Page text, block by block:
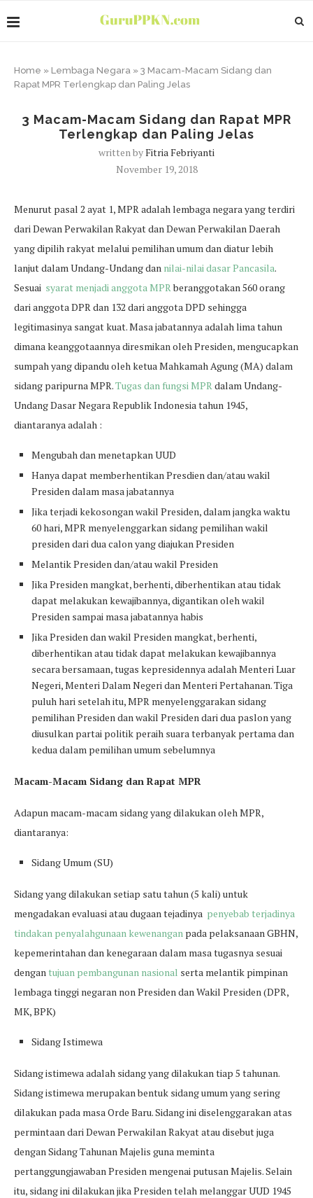
Home » Lembaga Negara » 3 Macam-Macam Sidang dan
Rapat MPR Terlengkap dan Paling Jelas
3 Macam-Macam Sidang dan Rapat MPR
Terlengkap dan Paling Jelas
written byFitria Febriyanti
November 19, 2018
Menurut pasal 2 ayat 1, MPR adalah lembaga negara yang terdiri
dari Dewan Perwakilan Rakyat dan Dewan Perwakilan Daerah
yang dipilih rakyat melalui pemilihan umum dan diatur lebih
lanjut dalam Undang-Undang dan nilai-nilai dasar Pancasila.
Sesuai syarat menjadi anggota MPRberanggotakan 560 orang
dari anggota DPR dan 132 dari anggota DPD sehingga
legitimasinya sangat kuat. Masa jabatannya adalah lima tahun
dimana keanggotaannya diresmikan oleh Presiden, mengucapkan
sumpah yang dipandu oleh ketua Mahkamah Agung (MA) dalam
sidang paripurna MPR.Tugas dan fungsi MPRdalam Undang-
Undang Dasar Negara Republik Indonesia tahun 1945,
diantaranya adalah :
Mengubah dan menetapkan UUD
Hanya dapat memberhentikan Presdien dan/atau wakil
Presiden dalam masa jabatannya
Jika terjadi kekosongan wakil Presiden, dalam jangka waktu
60 hari, MPR menyelenggarkan sidang pemilihan wakil
presiden dari dua calon yang diajukan Presiden
Melantik Presiden dan/atau wakil Presiden
Jika Presiden mangkat, berhenti, diberhentikan atau tidak
dapat melakukan kewajibannya, digantikan oleh wakil
Presiden sampai masa jabatannya habis
Jika Presiden dan wakil Presiden mangkat, berhenti,
diberhentikan atau tidak dapat melakukan kewajibannya
secara bersamaan, tugas kepresidennya adalah Menteri Luar
Negeri, Menteri Dalam Negeri dan Menteri Pertahanan. Tiga
puluh hari setelah itu, MPR menyelenggarakan sidang
pemilihan Presiden dan wakil Presiden dari dua paslon yang
diusulkan partai politik peraih suara terbanyak pertama dan
kedua dalam pemilihan umum sebelumnya
Macam-Macam Sidang dan Rapat MPR
Adapun macam-macam sidang yang dilakukan oleh MPR,
diantaranya:
Sidang Umum (SU)
Sidang yang dilakukan setiap satu tahun (5 kali) untuk
mengadakan evaluasi atau dugaan tejadinya penyebab terjadinya
tindakan penyalahgunaan kewenangan pada pelaksanaan GBHN,
kepemerintahan dan kenegaraan dalam masa tugasnya sesuai
dengantujuan pembangunan nasional serta melantik pimpinan
lembaga tinggi negaran non Presiden dan Wakil Presiden (DPR,
MK, BPK)
Sidang Istimewa
Sidang istimewa adalah sidang yang dilakukan tiap 5 tahunan.
Sidang istimewa merupakan bentuk sidang umum yang sering
dilakukan pada masa Orde Baru. Sidang ini diselenggarakan atas
permintaan dari Dewan Perwakilan Rakyat atau disebut juga
dengan Sidang Tahunan Majelis guna meminta
pertanggungjawaban Presiden mengenai putusan Majelis. Selain
itu, sidang ini dilakukan jika Presiden telah melanggar UUD 1945